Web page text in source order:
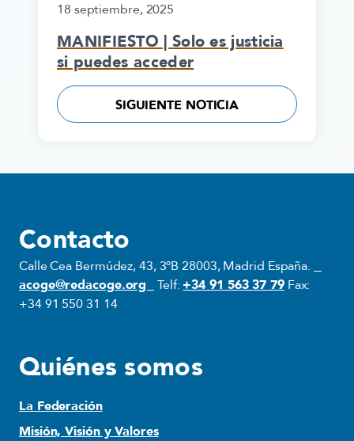
18 septiembre, 2025
MANIFIESTO | Solo es justicia
si puedes acceder
SIGUIENTE NOTICIA
Contacto
Calle Cea Bermúdez, 43, 3ºB 28003, Madrid España.
acoge@redacoge.org
Telf: +34 91 563 37 79Fax:
+34 91 550 31 14
Quiénes somos
La Federación
Misión, Visión y Valores